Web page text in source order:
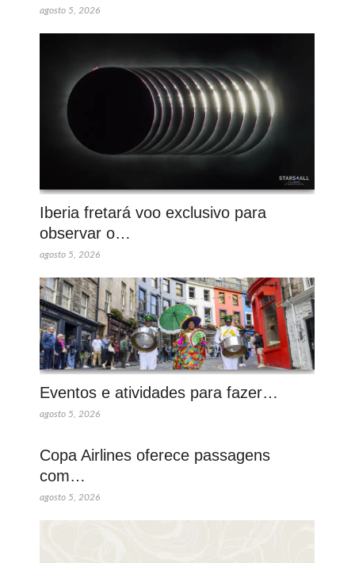
agosto 5, 2026
Iberia fretará voo exclusivo para
observar o…
agosto 5, 2026
Eventos e atividades para fazer…
agosto 5, 2026
Copa Airlines oferece passagens
com…
agosto 5, 2026